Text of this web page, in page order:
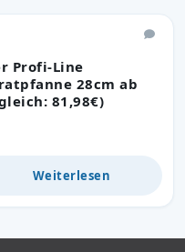
Profi-Line
28cm ab
81,98€)
Weiterlesen